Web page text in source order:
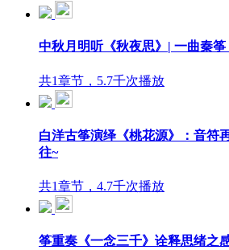
中秋月明听《秋夜思》| 一曲秦
共1章节，5.7千次播放
白洋古筝演绎《桃花源》：音符
往~
共1章节，4.7千次播放
筝重奏《一念三千》诠释思绪之